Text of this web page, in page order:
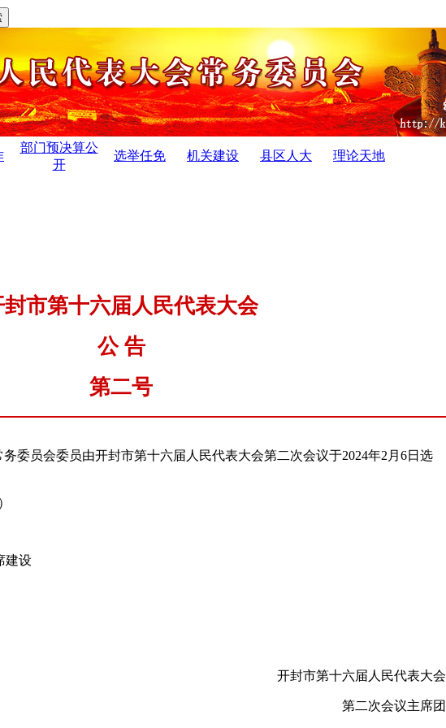
部门预决算公
开
选举任免 机关建设 县区人大 理论天地
周年”...
封市第十六届人民代表大会
公 告
第二号
员会委员由开封市第十六届人民代表大会第二次会议于2024年2月6日选
建设
开封市第十六届人民代表大会
第二次会议主席团